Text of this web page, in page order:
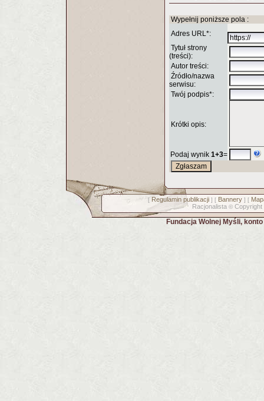
Wypełnij poniższe pola :
Adres URL*:
Tytuł strony
(treści):
Autor treści:
Źródło/nazwa
serwisu:
Twój podpis*:
Krótki opis:
Podaj wynik 1+3=
[ Regulamin publikacji] [ Bannery] [
Racjonalista © Copyright
Fundacja Wolnej Myśli,